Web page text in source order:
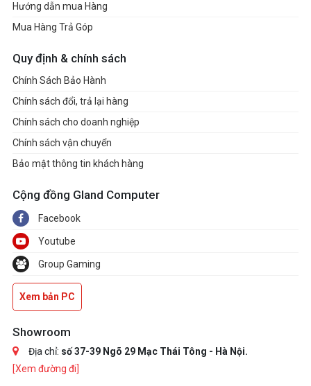
Hướng dẫn mua Hàng
Mua Hàng Trả Góp
Quy định & chính sách
Chính Sách Bảo Hành
Chính sách đổi, trả lại hàng
Chính sách cho doanh nghiệp
Chính sách vận chuyển
Bảo mật thông tin khách hàng
Cộng đồng Gland Computer
Facebook
Youtube
Group Gaming
Xem bản PC
Showroom
Địa chỉ: số 37-39 Ngõ 29 Mạc Thái Tông - Hà Nội.
[Xem đường đi]